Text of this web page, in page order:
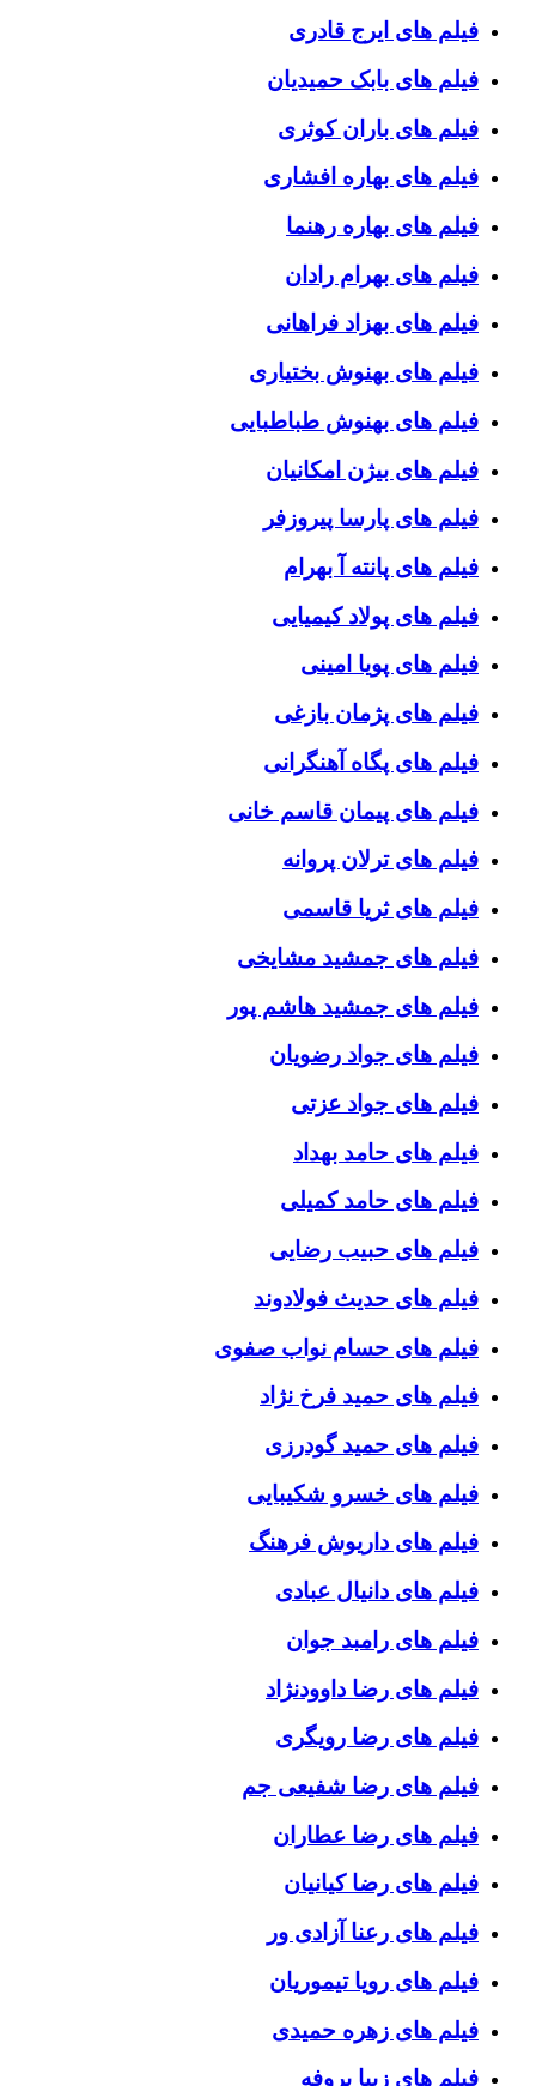
فیلم های ایرج قادری
فیلم های بابک حمیدیان
فیلم های باران کوثری
فیلم های بهاره افشاری
فیلم های بهاره رهنما
فیلم های بهرام رادان
فیلم های بهزاد فراهانی
فیلم های بهنوش بختیاری
فیلم های بهنوش طباطبایی
فیلم های بیژن امکانیان
فیلم های پارسا پیروزفر
فیلم های پانته آ بهرام
فیلم های پولاد کیمیایی
فیلم های پویا امینی
فیلم های پژمان بازغی
فیلم های پگاه آهنگرانی
فیلم های پیمان قاسم خانی
فیلم های ترلان پروانه
فیلم های ثریا قاسمی
فیلم های جمشید مشایخی
فیلم های جمشید هاشم پور
فیلم های جواد رضویان
فیلم های جواد عزتی
فیلم های حامد بهداد
فیلم های حامد کمیلی
فیلم های حبیب رضایی
فیلم های حدیث فولادوند
فیلم های حسام نواب صفوی
فیلم های حمید فرخ نژاد
فیلم های حمید گودرزی
فیلم های خسرو شکیبایی
فیلم های داریوش فرهنگ
فیلم های دانیال عبادی
فیلم های رامبد جوان
فیلم های رضا داوودنژاد
فیلم های رضا رویگری
فیلم های رضا شفیعی جم
فیلم های رضا عطاران
فیلم های رضا کیانیان
فیلم های رعنا آزادی ور
فیلم های رویا تیموریان
فیلم های زهره حمیدی
فیلم های زیبا بروفه